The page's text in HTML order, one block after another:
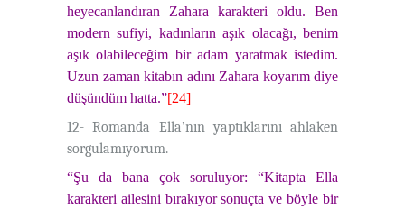
heyecanlandıran Zahara karakteri oldu. Ben
modern sufiyi, kadınların aşık olacağı, benim
aşık olabileceğim bir adam yaratmak istedim.
Uzun zaman kitabın adını Zahara koyarım diye
düşündüm hatta.”[24]
12- Romanda Ella’nın yaptıklarını ahlaken
sorgulamıyorum.
“Şu da bana çok soruluyor: “Kitapta Ella
karakteri ailesini bırakıyor sonuçta ve böyle bir